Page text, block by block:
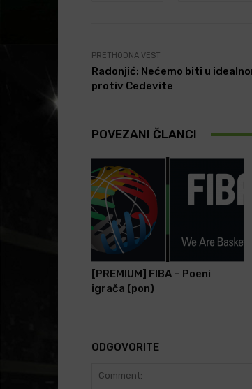
PRETHODNA VEST
Radonjić: Nećemo biti u
protiv Cedevite
POVEZANI ČLANCI
[PREMIUM] FIBA – Poeni
igrača (pon)
ODGOVORITE